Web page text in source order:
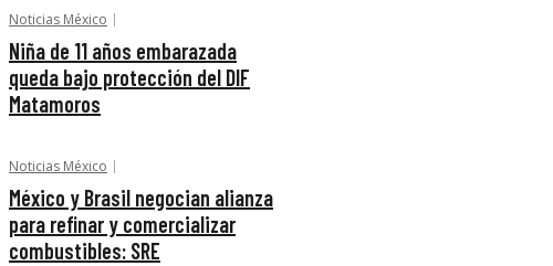
Noticias México
Niña de 11 años embarazada
queda bajo protección del DIF
Matamoros
Noticias México
México y Brasil negocian alianza
para refinar y comercializar
combustibles: SRE